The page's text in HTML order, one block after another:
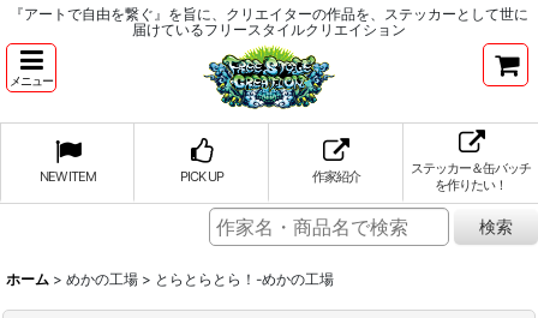
『アートで自由を繋ぐ』を旨に、クリエイターの作品を、ステッカーとして世に
届けているフリースタイルクリエイション
メニュー
NEW ITEM PICK UP 作家紹介
ステッカー＆缶バッチ
を作りたい！
ホーム > めかの工場 > とらとらとら！-めかの工場